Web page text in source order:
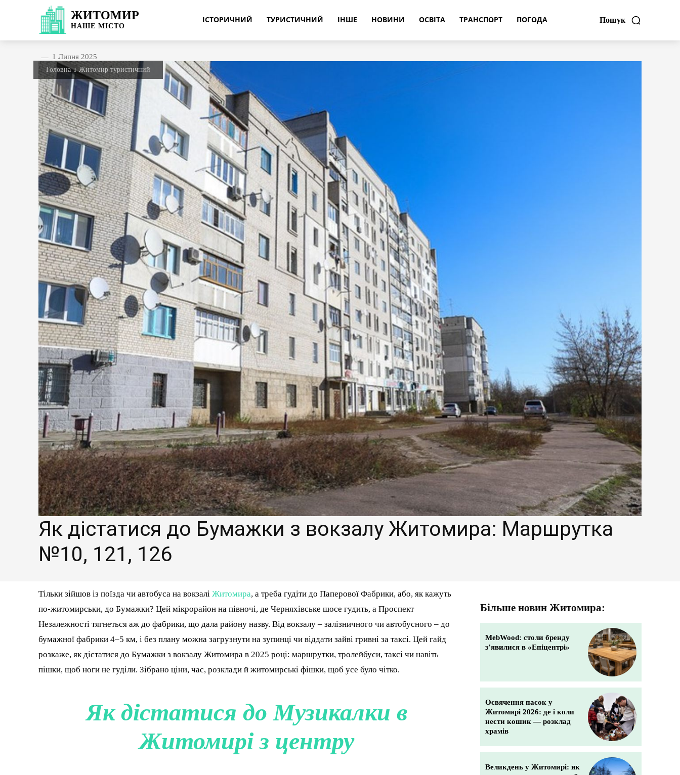
ЖИТОМИР
НАШЕ МІСТО
Пошук
ІСТОРИЧНИЙ ТУРИСТИЧНИЙ ІНШЕ НОВИНИ ОСВІТА ТРАНСПОРТ ПОГОДА
1 Липня 2025
Головна Житомир туристичний
Як дістатися до Бумажки з вокзалу Житомира: Маршрутка
№10, 121, 126
Тільки зійшов із поїзда чи автобуса на вокзалі Житомира, а треба гудіти до Паперової Фабрики, або, як кажуть
по-житомирськи, до Бумажки? Цей мікрорайон на півночі, де Черняхівське шосе гудить, а Проспект
Незалежності тягнеться аж до фабрики, що дала району назву. Від вокзалу – залізничного чи автобусного – до
бумажної фабрики 4–5 км, і без плану можна загрузнути на зупинці чи віддати зайві гривні за таксі. Цей гайд
розкаже, як дістатися до Бумажки з вокзалу Житомира в 2025 році: маршрутки, тролейбуси, таксі чи навіть
пішки, щоб ноги не гуділи. Зібрано ціни, час, розклади й житомирські фішки, щоб усе було чітко.
Як дістатися до Музикалки в
Житомирі з центру
Більше новин Житомира:
MebWood: столи бренду
з’явилися в «Епіцентрі»
Освячення пасок у
Житомирі 2026: де і коли
нести кошик — розклад
храмів
Великдень у Житомирі: як